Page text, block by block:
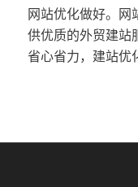
网站优化做好。网
供优质的外贸建站
省心省力，建站优